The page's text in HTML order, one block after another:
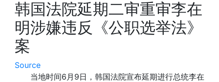
韩国法院延期二审重审李在
明涉嫌违反《公职选举法》
案
Source
当地时间6月9日，韩国法院宣布延期进行总统李在